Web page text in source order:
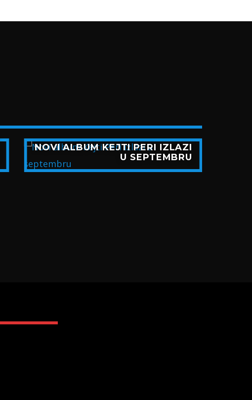
NOVI ALBUM KEJTI PERI IZLAZI
U SEPTEMBRU